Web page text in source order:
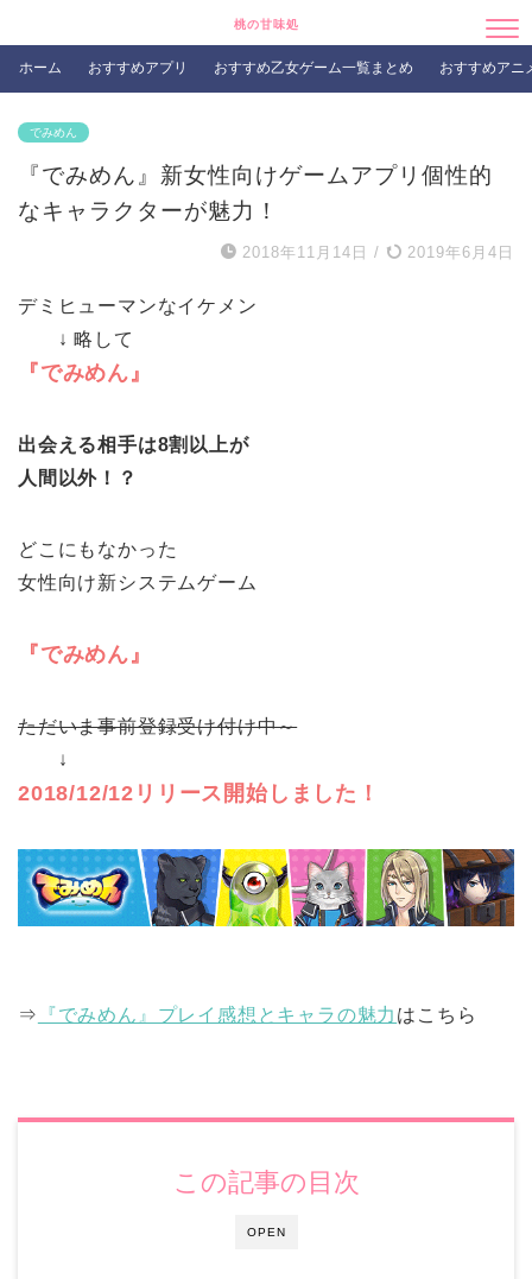
桃の甘味処
ホーム おすすめアプリ おすすめ乙女ゲーム一覧まとめ おすすめアニ
でみめん
『でみめん』新女性向けゲームアプリ個性的
なキャラクターが魅力！
2018年11月14日 / 2019年6月4日
デミヒューマンなイケメン
↓ 略して
『でみめん』
出会える相手は8割以上が
人間以外！？
どこにもなかった
女性向け新システムゲーム
『でみめん』
ただいま事前登録受け付け中～
↓
2018/12/12リリース開始しました！
⇒ 『でみめん』プレイ感想とキャラの魅力 はこちら
OPEN
この記事の目次